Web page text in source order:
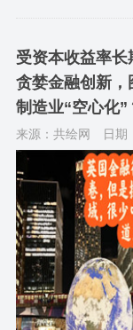
受资本收益率
贪婪金融创新
制造业“空心化”
来源：共绘网 日期